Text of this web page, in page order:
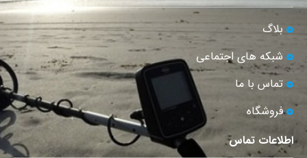
بلاگ
شبکه های اجتماعی
تماس با ما
فروشگاه
اطلاعات تماس